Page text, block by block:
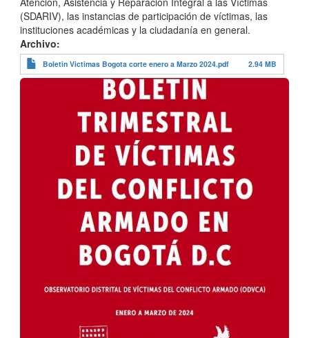
(SDARIV), las instancias de participación de víctimas, las
instituciones académicas y la ciudadanía en general.
Archivo
Boletin Victimas Bogota corte enero a Marzo 2024.pdf 2.94 MB